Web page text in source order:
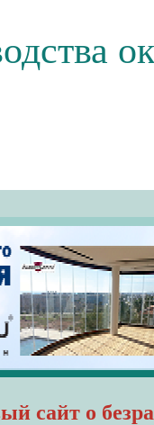
сайт о